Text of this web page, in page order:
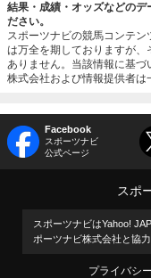
結果・成績・オッズなどのデ
ださい。
スポーツナビの競馬コンテ
は万全を期しておりますが
ありません。当該情報に基
株式会社および情報提供者は
Facebook
スポーツナビ
公式ページ
スポ
スポーツナビはYahoo!
ポーツナビ株式会社と協
プライバシ